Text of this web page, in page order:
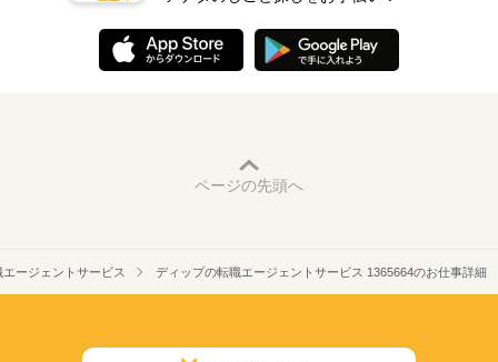
ページの先頭へ
ージェントサービス ディップの転職エージェントサービス 1365664のお仕事詳細